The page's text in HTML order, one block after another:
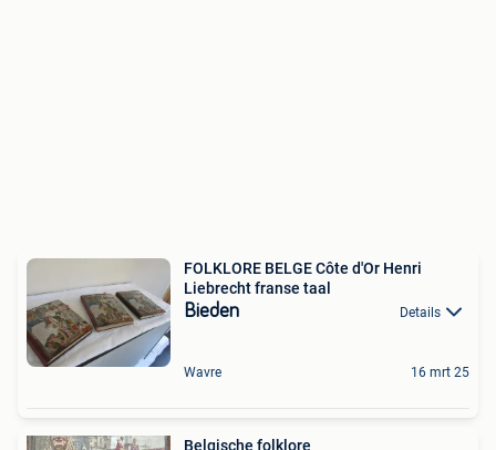
FOLKLORE BELGE Côte d'Or Henri
Liebrecht franse taal
Bieden Details
Wavre 16 mrt 25
Belgische folklore